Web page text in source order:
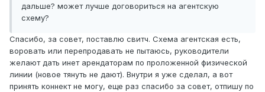
дальше? может лучше договориться на агентскую
схему?
Спасибо, за совет, поставлю свитч. Схема агентская есть,
воровать или перепродавать не пытаюсь, руководители
желают дать инет арендаторам по проложенной физической
линии (новое тянуть не дают). Внутри я уже сделал, а вот
принять коннект не могу, еще раз спасибо за совет, отпишу по